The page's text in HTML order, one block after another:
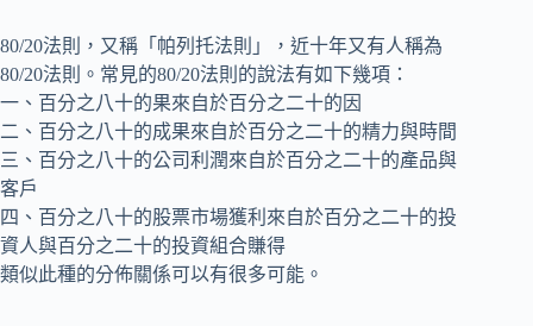
80/20法則，又稱「帕列托法則」，近十年又有人稱為
80/20法則。常見的80/20法則的說法有如下幾項：
一、百分之八十的果來自於百分之二十的因
二、百分之八十的成果來自於百分之二十的精力與時間
三、百分之八十的公司利潤來自於百分之二十的產品與
客戶
四、百分之八十的股票市場獲利來自於百分之二十的投
資人與百分之二十的投資組合賺得
類似此種的分佈關係可以有很多可能。